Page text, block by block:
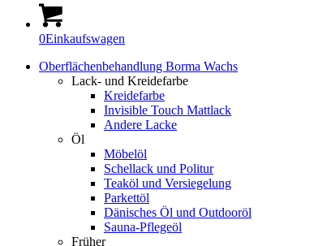
0Einkaufswagen
Oberflächenbehandlung Borma Wachs
Lack- und Kreidefarbe
Kreidefarbe
Invisible Touch Mattlack
Andere Lacke
Öl
Möbelöl
Schellack und Politur
Teaköl und Versiegelung
Parkettöl
Dänisches Öl und Outdooröl
Sauna-Pflegeöl
Früher